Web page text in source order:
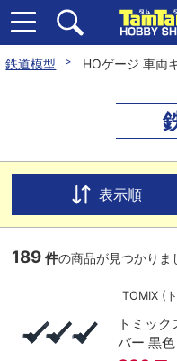
鉄道模型 HOゲージ 車両
表示順
189 件の商品が見つかりま
TOMIX (
トミッ
バー 黒